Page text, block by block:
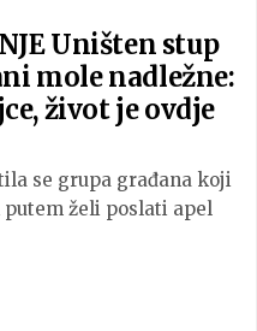
Uništen stup
mole nadležne:
život je ovdje
se grupa građana koji
želi poslati apel